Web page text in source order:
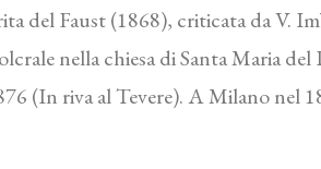
del Faust (1868), criticata da V.
nella chiesa di Santa Maria del
(In riva al Tevere). A Milano nel